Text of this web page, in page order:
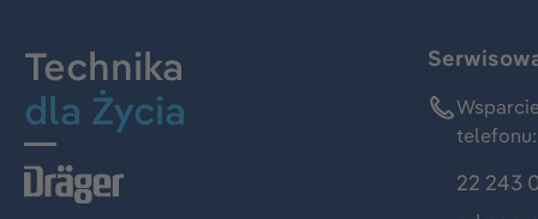
Technika
dla Życia
telefonu:
22 243